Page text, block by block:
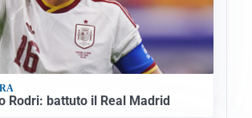
Rodri: battuto il Real Madrid